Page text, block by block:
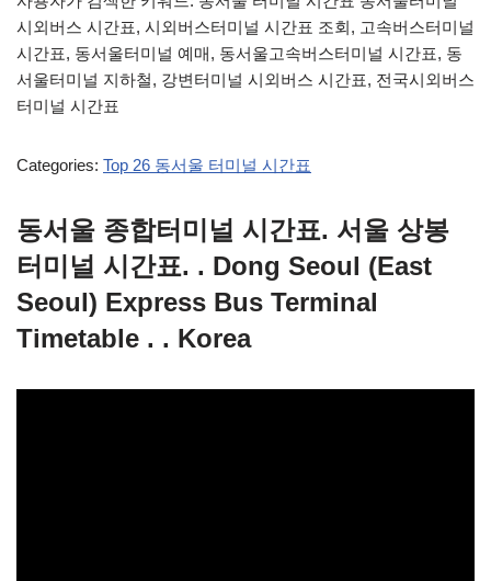
시외버스 시간표, 시외버스터미널 시간표 조회, 고속버스터미널
시간표, 동서울터미널 예매, 동서울고속버스터미널 시간표, 동
서울터미널 지하철, 강변터미널 시외버스 시간표, 전국시외버스
터미널 시간표
Categories: Top 26 동서울 터미널 시간표
동서울 종합터미널 시간표. 서울 상봉
터미널 시간표. . Dong Seoul (East
Seoul) Express Bus Terminal
Timetable . . Korea